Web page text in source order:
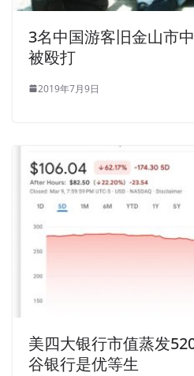
3名中国游客旧金山市
被殴打
2019年7月9日
美四大银行市值蒸发
谷银行是优等生